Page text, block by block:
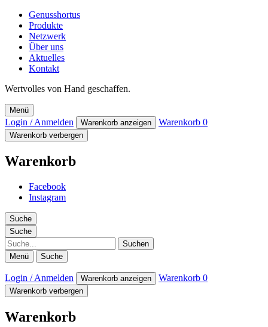
Genusshortus
Produkte
Netzwerk
Über uns
Aktuelles
Kontakt
Wertvolles von Hand geschaffen.
Menü
Login / Anmelden Warenkorb anzeigen Warenkorb 0
Warenkorb verbergen
Warenkorb
Facebook
Instagram
Suche
Suche
Suche
Menü Suche
Login / Anmelden Warenkorb anzeigen Warenkorb 0
Warenkorb verbergen
Warenkorb